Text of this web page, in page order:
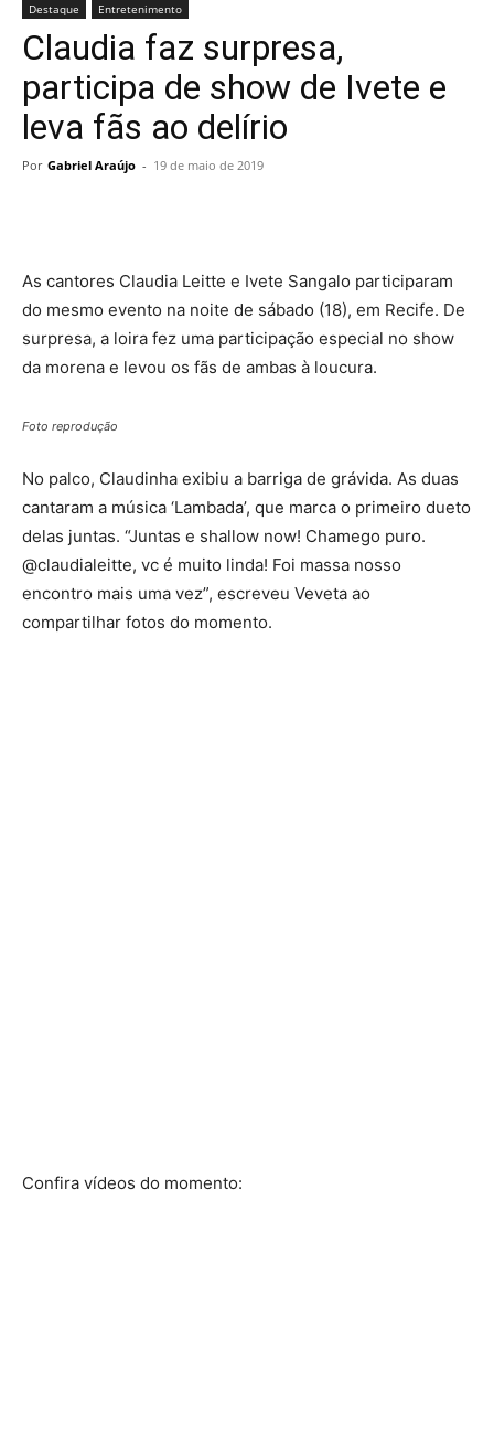
Destaque Entretenimento
Claudia faz surpresa,
participa de show de Ivete e
leva fãs ao delírio
Por Gabriel Araújo - 19 de maio de 2019
As cantores Claudia Leitte e Ivete Sangalo participaram
do mesmo evento na noite de sábado (18), em Recife. De
surpresa, a loira fez uma participação especial no show
da morena e levou os fãs de ambas à loucura.
Foto reprodução
No palco, Claudinha exibiu a barriga de grávida. As duas
cantaram a música ‘Lambada’, que marca o primeiro dueto
delas juntas. “Juntas e shallow now! Chamego puro.
@claudialeitte, vc é muito linda! Foi massa nosso
encontro mais uma vez”, escreveu Veveta ao
compartilhar fotos do momento.
Confira vídeos do momento: